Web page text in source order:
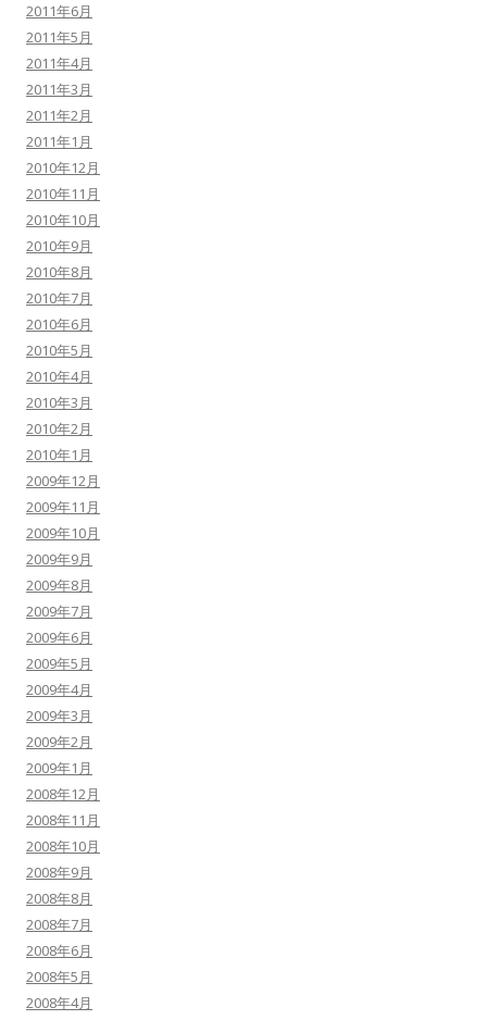
2011年6月
2011年5月
2011年4月
2011年3月
2011年2月
2011年1月
2010年12月
2010年11月
2010年10月
2010年9月
2010年8月
2010年7月
2010年6月
2010年5月
2010年4月
2010年3月
2010年2月
2010年1月
2009年12月
2009年11月
2009年10月
2009年9月
2009年8月
2009年7月
2009年6月
2009年5月
2009年4月
2009年3月
2009年2月
2009年1月
2008年12月
2008年11月
2008年10月
2008年9月
2008年8月
2008年7月
2008年6月
2008年5月
2008年4月